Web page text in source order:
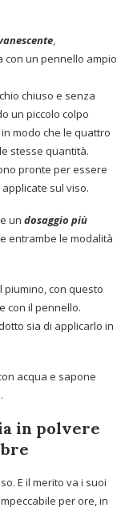
,
con un pennello ampio
chiuso e senza
un piccolo colpo
modo che le quattro
stesse quantità.
pronte per essere
sul viso.
un dosaggio più
entrambe le modalità
con questo
con il pennello.
sia di applicarlo in
acqua e sapone
in polvere
E il merito va i suoi
per ore, in